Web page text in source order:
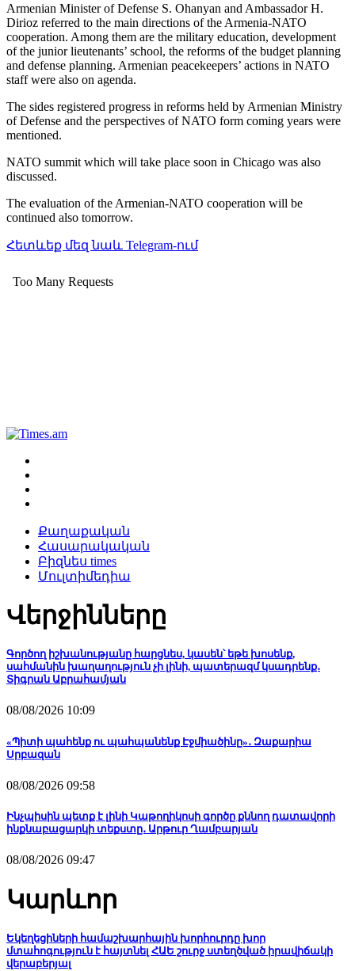
Armenian Minister of Defense S. Ohanyan and Ambassador H.
Dirioz referred to the main directions of the Armenia-NATO
cooperation. Among them are the military education, development
of the junior lieutenants’ school, the reforms of the budget planning
and defense planning. Armenian peacekeepers’ actions in NATO
staff were also on agenda.
The sides registered progress in reforms held by Armenian Ministry
of Defense and the perspectives of NATO form coming years were
mentioned.
NATO summit which will take place soon in Chicago was also
discussed.
The evaluation of the Armenian-NATO cooperation will be
continued also tomorrow.
Հետևեք մեզ նաև Telegram-ում
Քաղաքական
Հասարակական
Բիզնես times
Մուլտիմեդիա
Վերջինները
Գործող իշխանությանը հարցնես, կասեն՝ եթե խոսենք,
սահմանին խաղաղություն չի լինի, պատերազմ կսադրենք․
Տիգրան Աբրահամյան
08/08/2026 10:09
«Պիտի պահենք ու պահպանենք Էջմիածինը»․ Զաքարիա
Սրբազան
08/08/2026 09:58
Ինչպիսին պետք է լինի Կաթողիկոսի գործը քննող դատավորի
ինքնաբացարկի տեքստը․ Արթուր Ղամբարյան
08/08/2026 09:47
Կարևոր
Եկեղեցիների համաշխարհային խորհուրդը խոր
մտահոգություն է հայտնել ՀԱԵ շուրջ ստեղծված իրավիճակի
վերաբերյալ